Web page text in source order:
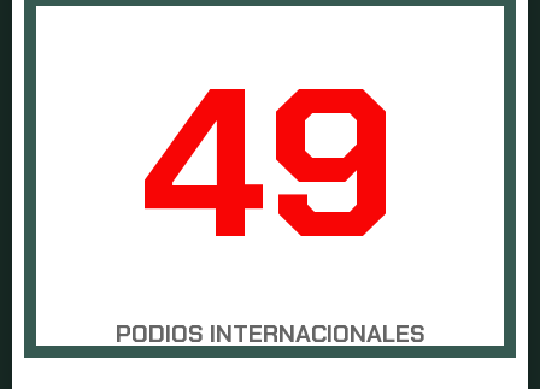
49
PODIOS INTERNACIONALES